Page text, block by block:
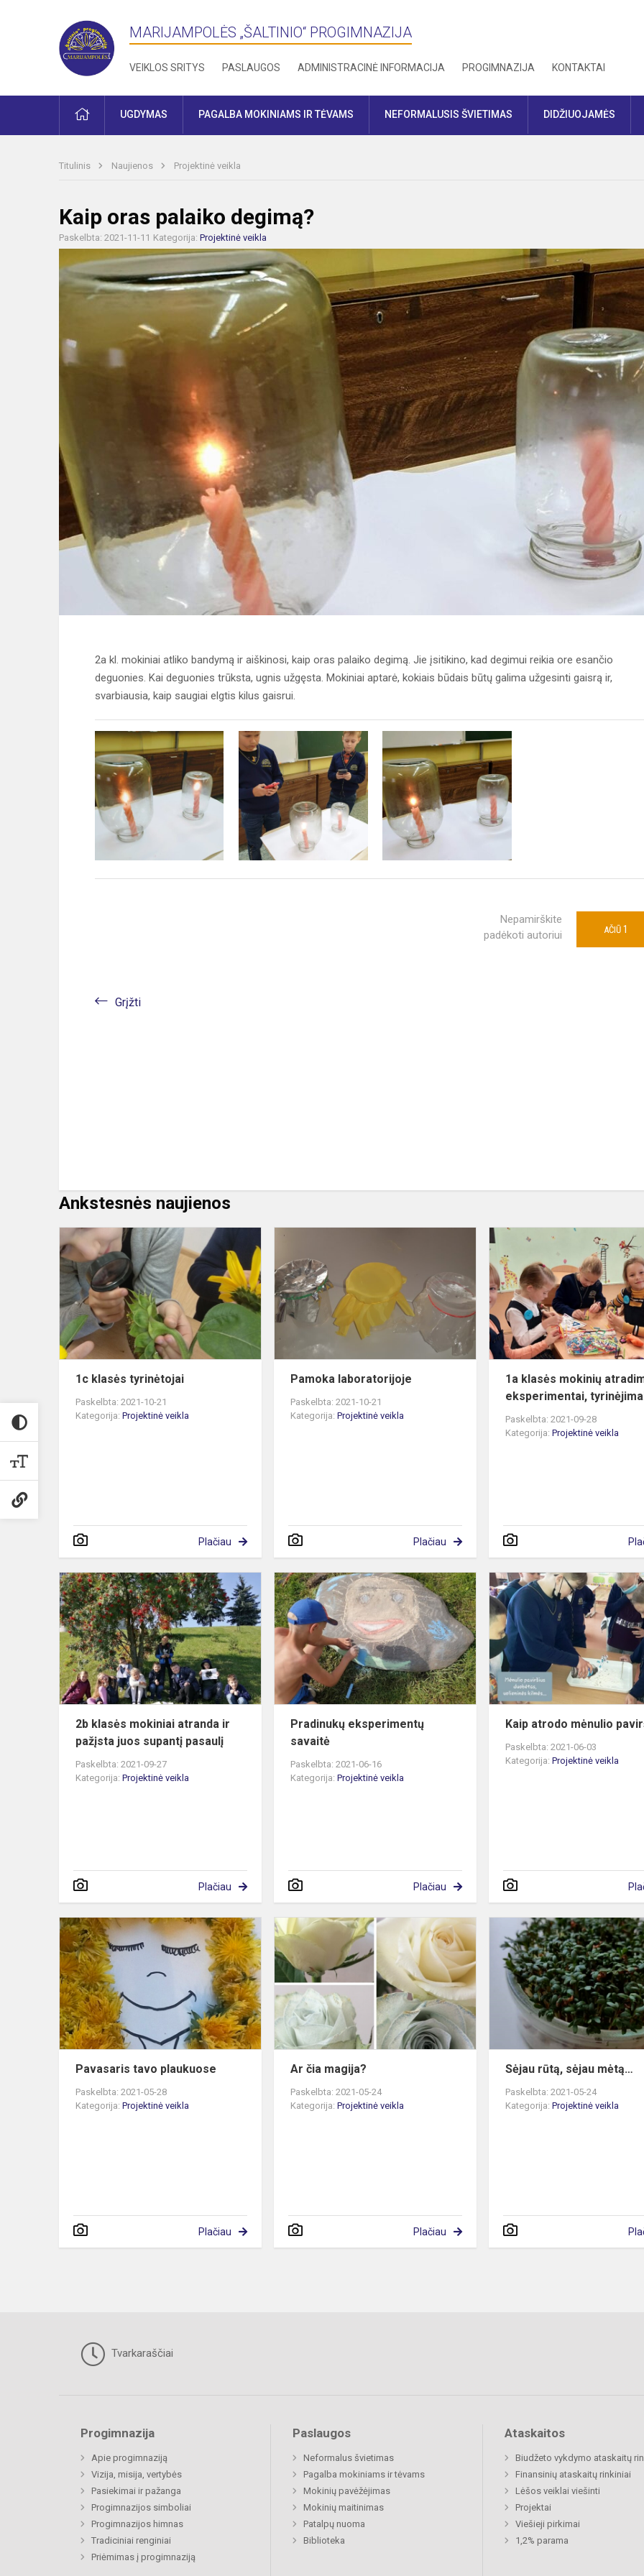
MARIJAMPOLĖS „ŠALTINIO“ PROGIMNAZIJA
VEIKLOS SRITYS PASLAUGOS ADMINISTRACINĖ INFORMACIJA PROGIMNAZIJA KONTAKTAI
PRADŽIAUGDYMAS PAGALBA MOKINIAMS IR TĖVAMS NEFORMALUSIS ŠVIETIMAS DIDŽIUOJAMĖS
Titulinis Naujienos Projektinė veikla
Kaip oras palaiko degimą?
Paskelbta: 2021-11-11 Kategorija: Projektinė veikla
2a kl. mokiniai atliko bandymą ir aiškinosi, kaip oras palaiko degimą. Jie įsitikino, kad degimui reikia ore esančio
deguonies. Kai deguonies trūksta, ugnis užgęsta. Mokiniai aptarė, kokiais būdais būtų galima užgesinti gaisrą ir,
svarbiausia, kaip saugiai elgtis kilus gaisrui.
Nepamirškite
padėkoti autoriui
AČIŪ 1
Grįžti
Ankstesnės naujienos
klasės
tyrinėtojai
1c klasės tyrinėtojai
Paskelbta: 2021-10-21
Kategorija: Projektinė veikla
Plačiau
Pamoka
laboratorijoje
Pamoka laboratorijoje
Paskelbta: 2021-10-21
Kategorija:Projektinė veikla
Plačiau
1a klasės mokinių
eksperimentai,
Paskelbta: 2021-09-28
Kategorija:Projektinė veikla
klasės
mokiniai
atranda
ir
pažįsta
juos
supantį
pasaulį
2b klasės mokiniai atranda ir
pažįsta juos supantį pasaulį
Paskelbta: 2021-09-27
Kategorija: Projektinė veikla
Plačiau
Pradinukų
eksperimentų
savaitė
Pradinukų eksperimentų
savaitė
Paskelbta: 2021-06-16
Kategorija:Projektinė veikla
Plačiau
Kaip atrodo mėnulio
Paskelbta: 2021-06-03
Kategorija:Projektinė veikla
Pavasaris
tavo
plaukuose
Pavasaris tavo plaukuose
Paskelbta: 2021-05-28
Kategorija: Projektinė veikla
Plačiau
čia
magija?
Ar čia magija?
Paskelbta: 2021-05-24
Kategorija:Projektinė veikla
Plačiau
Sėjau rūtą, sėjau mėtą…
Paskelbta: 2021-05-24
Kategorija:Projektinė veikla
Tvarkaraščiai
Progimnazija
Apie progimnaziją
Vizija, misija, vertybės
Pasiekimai ir pažanga
Progimnazijos simboliai
Progimnazijos himnas
Tradiciniai renginiai
Priėmimas į progimnaziją
Paslaugos
Neformalus švietimas
Pagalba mokiniams ir tėvams
Mokinių pavėžėjimas
Mokinių maitinimas
Patalpų nuoma
Biblioteka
Ataskaitos
Biudžeto vykdymo ataskaitų
Finansinių ataskaitų rinkiniai
Lėšos veiklai viešinti
Projektai
Viešieji pirkimai
1,2% parama